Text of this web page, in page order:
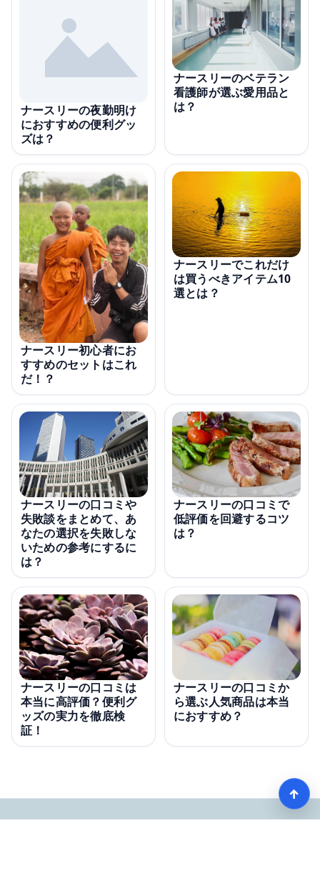
ナースリーの夜勤明け
におすすめの便利グッ
ズは？
ナースリーのベテラン
看護師が選ぶ愛用品と
は？
ナースリー初心者にお
すすめのセットはこれ
だ！？
ナースリーでこれだけ
は買うべきアイテム10
選とは？
ナースリーの口コミや
失敗談をまとめて、あ
なたの選択を失敗しな
いための参考にするに
は？
ナースリーの口コミで
低評価を回避するコツ
は？
ナースリーの口コミは
本当に高評価？便利グ
ッズの実力を徹底検
証！
ナースリーの口コミか
ら選ぶ人気商品は本当
におすすめ？
↑